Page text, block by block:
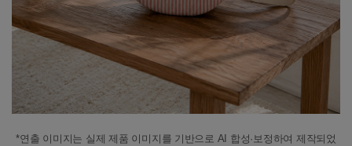
*연출 이미지는 실제 제품 이미지를 기반으로 AI 합성·보정하여 제작되었